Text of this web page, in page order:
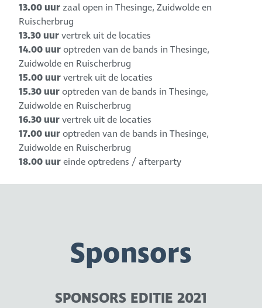
13.00 uur zaal open in Thesinge, Zuidwolde en
Ruischerbrug
13.30 uurvertrek uit de locaties
14.00 uuroptreden van de bands in Thesinge,
Zuidwolde en Ruischerbrug
15.00 uurvertrek uit de locaties
15.30 uuroptreden van de bands in Thesinge,
Zuidwolde en Ruischerbrug
16.30 uurvertrek uit de locaties
17.00 uuroptreden van de bands in Thesinge,
Zuidwolde en Ruischerbrug
18.00 uureinde optredens / afterparty
Sponsors
SPONSORS EDITIE 2021